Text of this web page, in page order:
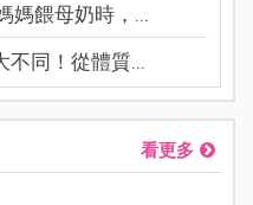
媽餵母奶時，...
不同！從體質...
看更多